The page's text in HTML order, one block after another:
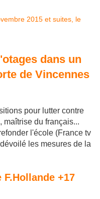
2015 et suites, le
dans un
de Vincennes
pour lutter contre
maîtrise du français...
l'école (France tv
les mesures de la
F.Hollande +17